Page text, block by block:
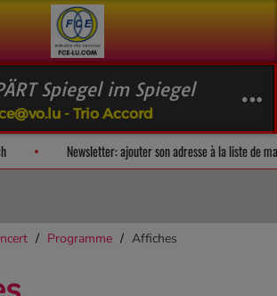
Spiegel im Spiegel
- Trio Accord
Fan Releases & Merch Newsletter: ajouter
Programme Affiches